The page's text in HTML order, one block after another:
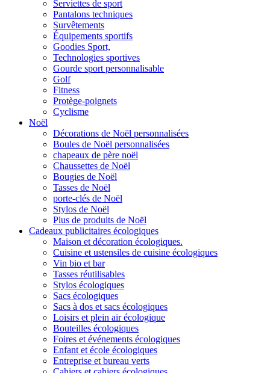
Serviettes de sport
Pantalons techniques
Survêtements
Équipements sportifs
Goodies Sport,
Technologies sportives
Gourde sport personnalisable
Golf
Fitness
Protège-poignets
Cyclisme
Noël
Décorations de Noël personnalisées
Boules de Noël personnalisées
chapeaux de père noël
Chaussettes de Noël
Bougies de Noël
Tasses de Noël
porte-clés de Noël
Stylos de Noël
Plus de produits de Noël
Cadeaux publicitaires écologiques
Maison et décoration écologiques.
Cuisine et ustensiles de cuisine écologiques
Vin bio et bar
Tasses réutilisables
Stylos écologiques
Sacs écologiques
Sacs à dos et sacs écologiques
Loisirs et plein air écologique
Bouteilles écologiques
Foires et événements écologiques
Enfant et école écologiques
Entreprise et bureau verts